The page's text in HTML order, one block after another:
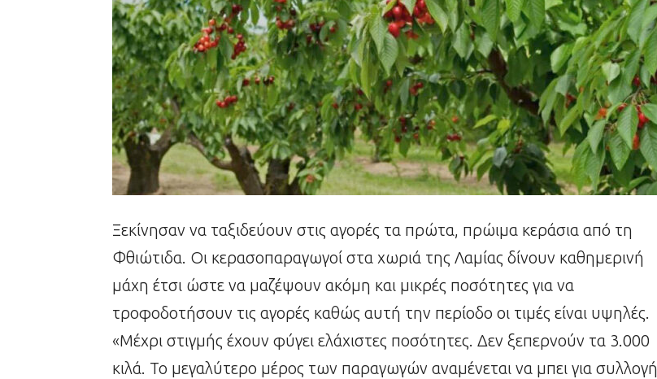
Ξεκίνησαν να ταξιδεύουν στις αγορές τα πρώτα, πρώιμα κεράσια από τη
Φθιώτιδα. Οι κερασοπαραγωγοί στα χωριά της Λαμίας δίνουν καθημερινή
μάχη έτσι ώστε να μαζέψουν ακόμη και μικρές ποσότητες για να
τροφοδοτήσουν τις αγορές καθώς αυτή την περίοδο οι τιμές είναι υψηλές.
«Μέχρι στιγμής έχουν φύγει ελάχιστες ποσότητες. Δεν ξεπερνούν τα 3.000
κιλά. Το μεγαλύτερο μέρος των παραγωγών αναμένεται να μπει για συλλογή